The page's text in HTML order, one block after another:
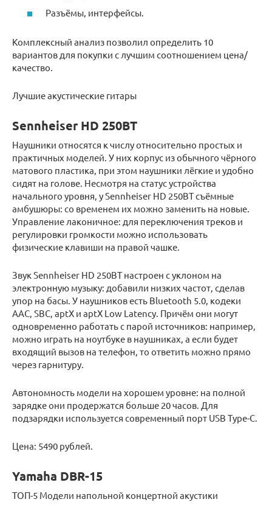
Разъёмы, интерфейсы.
Комплексный анализ позволил определить 10
вариантов для покупки с лучшим соотношением цена/
качество.
Лучшие акустические гитары
Sennheiser HD 250BT
Наушники относятся к числу относительно простых и
практичных моделей. У них корпус из обычного чёрного
матового пластика, при этом наушники лёгкие и удобно
сидят на голове. Несмотря на статус устройства
начального уровня, у Sennheiser HD 250BT съёмные
амбушюры: со временем их можно заменить на новые.
Управление лаконичное: для переключения треков и
регулировки громкости можно использовать
физические клавиши на правой чашке.
Звук Sennheiser HD 250BT настроен с уклоном на
электронную музыку: добавили низких частот, сделав
упор на басы. У наушников есть Bluetooth 5.0, кодеки
AAC, SBC, aptX и aptX Low Latency. Причём они могут
одновременно работать с парой источников: например,
можно играть на ноутбуке в наушниках, а если будет
входящий вызов на телефон, то ответить можно прямо
через гарнитуру.
Автономность модели на хорошем уровне: на полной
зарядке они продержатся больше 20 часов. Для
подзарядки используется современный порт USB Type-C.
Цена: 5490 рублей.
Yamaha DBR-15
ТОП-5 Модели напольной концертной акустики